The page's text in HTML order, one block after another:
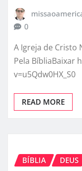
0
A Igreja de Cristo
Pela BíbliaBaixar
v=u5Qdw0HX_S0
READ MORE
BÍBLIA DEUS